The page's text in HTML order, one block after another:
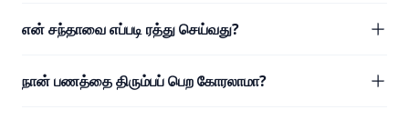
என் சந்தாவை எப்படி ரத்து செய்வது?
நான் பணத்தை திரும்பப் பெற கோரலாமா?